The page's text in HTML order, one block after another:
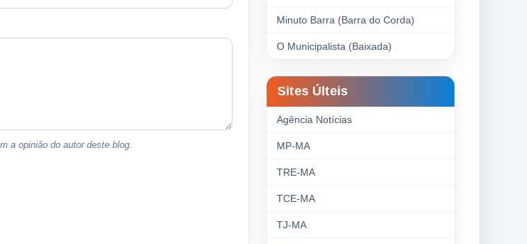
a opinião do autor deste blog.
Minuto Barra (Barra do Corda)
O Municipalista (Baixada)
Sites Últeis
Agência Notícias
MP-MA
TRE-MA
TCE-MA
TJ-MA